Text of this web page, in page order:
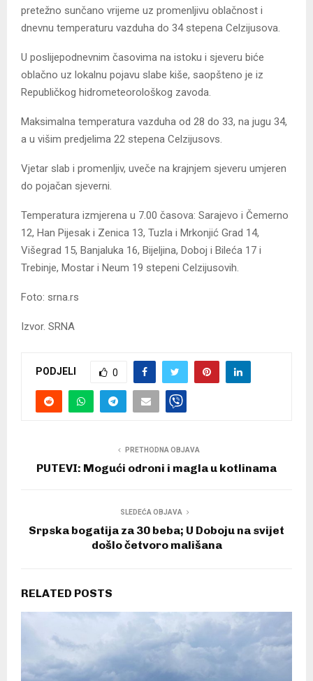
pretežno sunčano vrijeme uz promenljivu oblačnost i
dnevnu temperaturu vazduha do 34 stepena Celzijusova.
U poslijepodnevnim časovima na istoku i sjeveru biće
oblačno uz lokalnu pojavu slabe kiše, saopšteno je iz
Republičkog hidrometeorološkog zavoda.
Maksimalna temperatura vazduha od 28 do 33, na jugu 34,
a u višim predjelima 22 stepena Celzijusovs.
Vjetar slab i promenljiv, uveče na krajnjem sjeveru umjeren
do pojačan sjeverni.
Temperatura izmjerena u 7.00 časova: Sarajevo i Čemerno
12, Han Pijesak i Zenica 13, Tuzla i Mrkonjić Grad 14,
Višegrad 15, Banjaluka 16, Bijeljina, Doboj i Bileća 17 i
Trebinje, Mostar i Neum 19 stepeni Celzijusovih.
Foto: srna.rs
Izvor. SRNA
PODJELI 0
PRETHODNA OBJAVA
PUTEVI: Mogući odroni i magla u kotlinama
SLEDEĆA OBJAVA
Srpska bogatija za 30 beba; U Doboju na svijet
došlo četvoro mališana
RELATED POSTS